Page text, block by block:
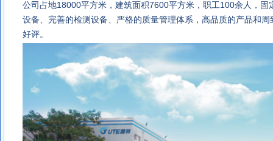
公司占地18000平方米，建筑面积7600平方米，职工100余人，
设备、完善的检测设备、严格的质量管理体系，高品质的产品和
好评。